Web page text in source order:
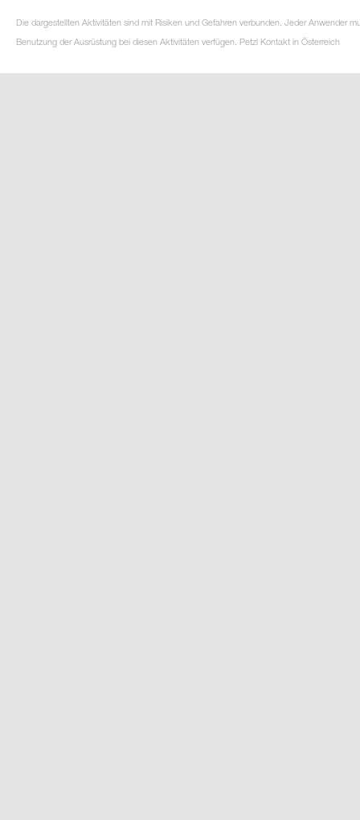
Die dargestellten Aktivitäten sind mit Risiken und Gefahren verbunden. Jeder Anwender
Benutzung der Ausrüstung bei diesen Aktivitäten verfügen. Petzl Kontakt in Österreich